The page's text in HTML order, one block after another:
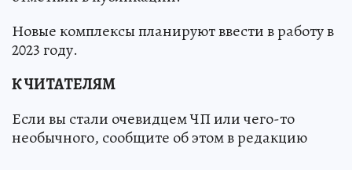
Новые комплексы планируют ввести в работу в
2023 году.
К ЧИТАТЕЛЯМ
Если вы стали очевидцем ЧП или чего-то
необычного, сообщите об этом в редакцию